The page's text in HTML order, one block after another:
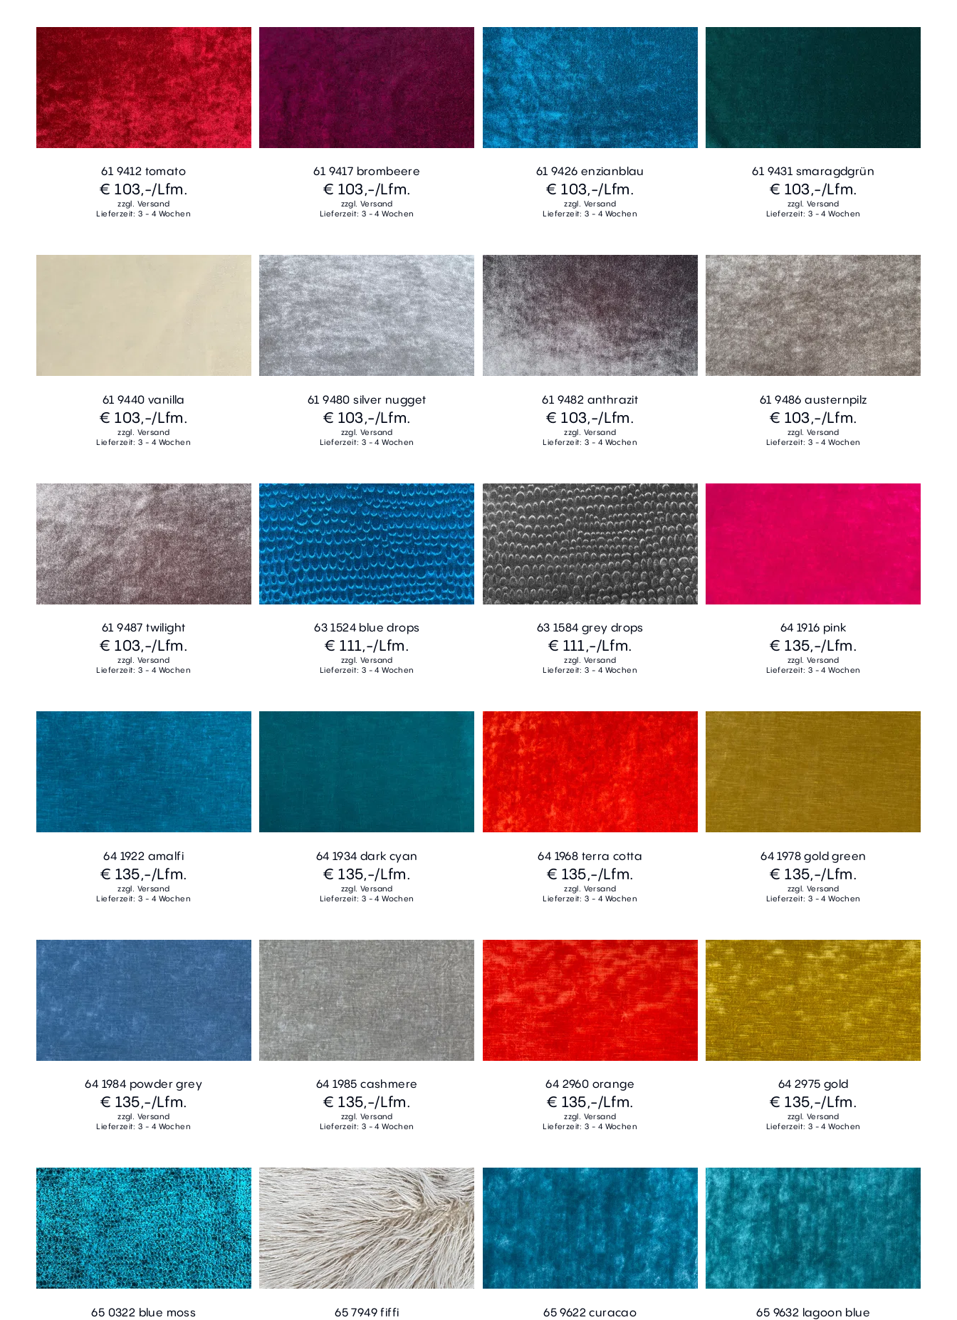
61 9412 tomato
€ 103,-/Lfm.
zzgl. Versand
Lieferzeit: 3 - 4 Wochen
61 9417 brombeere
€ 103,-/Lfm.
zzgl. Versand
Lieferzeit: 3 - 4 Wochen
61 9426 enzianblau
€ 103,-/Lfm.
zzgl. Versand
Lieferzeit: 3 - 4 Wochen
61 9431 smaragdgrün
€ 103,-/Lfm.
zzgl. Versand
Lieferzeit: 3 - 4 Wochen
61 9440 vanilla
€ 103,-/Lfm.
zzgl. Versand
Lieferzeit: 3 - 4 Wochen
61 9480 silver nugget
€ 103,-/Lfm.
zzgl. Versand
Lieferzeit: 3 - 4 Wochen
61 9482 anthrazit
€ 103,-/Lfm.
zzgl. Versand
Lieferzeit: 3 - 4 Wochen
61 9486 austernpilz
€ 103,-/Lfm.
zzgl. Versand
Lieferzeit: 3 - 4 Wochen
61 9487 twilight
€ 103,-/Lfm.
zzgl. Versand
Lieferzeit: 3 - 4 Wochen
63 1524 blue drops
€ 111,-/Lfm.
zzgl. Versand
Lieferzeit: 3 - 4 Wochen
63 1584 grey drops
€ 111,-/Lfm.
zzgl. Versand
Lieferzeit: 3 - 4 Wochen
64 1916 pink
€ 135,-/Lfm.
zzgl. Versand
Lieferzeit: 3 - 4 Wochen
64 1922 amalfi
€ 135,-/Lfm.
zzgl. Versand
Lieferzeit: 3 - 4 Wochen
64 1934 dark cyan
€ 135,-/Lfm.
zzgl. Versand
Lieferzeit: 3 - 4 Wochen
64 1968 terra cotta
€ 135,-/Lfm.
zzgl. Versand
Lieferzeit: 3 - 4 Wochen
64 1978 gold green
€ 135,-/Lfm.
zzgl. Versand
Lieferzeit: 3 - 4 Wochen
64 1984 powder grey
€ 135,-/Lfm.
zzgl. Versand
Lieferzeit: 3 - 4 Wochen
64 1985 cashmere
€ 135,-/Lfm.
zzgl. Versand
Lieferzeit: 3 - 4 Wochen
64 2960 orange
€ 135,-/Lfm.
zzgl. Versand
Lieferzeit: 3 - 4 Wochen
64 2975 gold
€ 135,-/Lfm.
zzgl. Versand
Lieferzeit: 3 - 4 Wochen
65 0322 blue moss 65 7949 fiffi 65 9622 curacao 65 9632 lagoon blue